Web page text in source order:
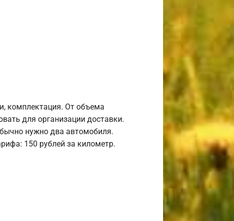
комплектация. От объема
для организации доставки.
нужно два автомобиля.
150 рублей за километр.